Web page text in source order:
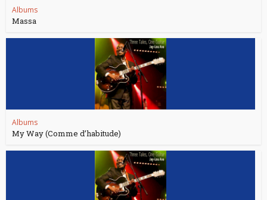
Albums
Massa
Albums
My Way (Comme d’habitude)